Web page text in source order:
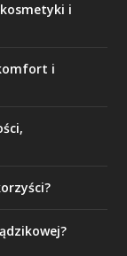
i
i